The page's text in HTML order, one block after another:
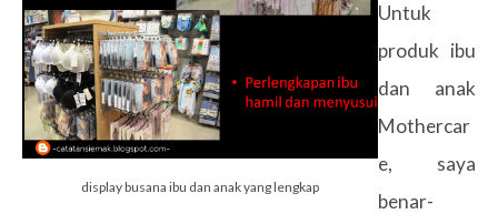
display busana ibu dan anak yang lengkap
Untuk
produk ibu
dan anak
Mothercar
e, saya
benar-